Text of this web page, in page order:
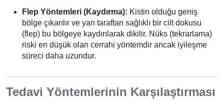
Flep Yöntemleri (Kaydırma): Kistin olduğu geniş
bölge çıkarılır ve yan taraftan sağlıklı bir cilt dokusu
(flep) bu bölgeye kaydırılarak dikilir. Nüks (tekrarlama)
riski en düşük olan cerrahi yöntemdir ancak iyileşme
süreci daha uzundur.
Tedavi Yöntemlerinin Karşılaştırması